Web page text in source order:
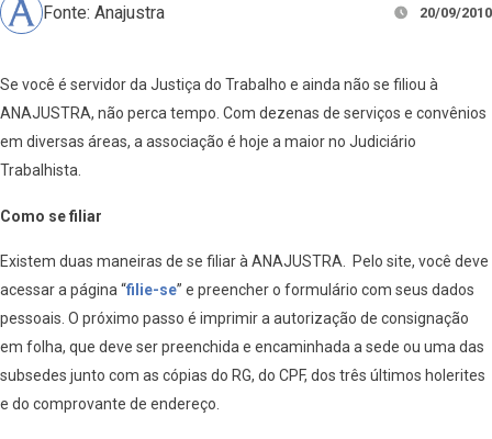
Fonte: Anajustra 20/09/2010
Se você é servidor da Justiça do Trabalho e ainda não se filiou à
ANAJUSTRA, não perca tempo. Com dezenas de serviços e convênios
em diversas áreas, a associação é hoje a maior no Judiciário
Trabalhista.
Como se filiar
Existem duas maneiras de se filiar à ANAJUSTRA. Pelo site, você deve
acessar a página “filie-se” e preencher o formulário com seus dados
pessoais. O próximo passo é imprimir a autorização de consignação
em folha, que deve ser preenchida e encaminhada a sede ou uma das
subsedes junto com as cópias do RG, do CPF, dos três últimos holerites
e do comprovante de endereço.